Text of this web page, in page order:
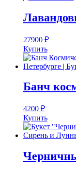
27900 ₽
Купить
Банч
4200 ₽
Купить